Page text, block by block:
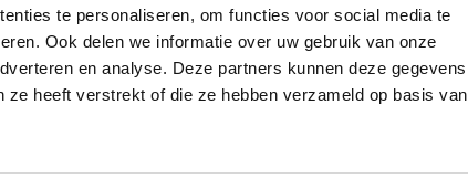
te personaliseren, om functies voor social media te
Ook delen we informatie over uw gebruik van onze
en analyse. Deze partners kunnen deze gegevens
ze heeft verstrekt of die ze hebben verzameld op basis van
Werken bij RADAR